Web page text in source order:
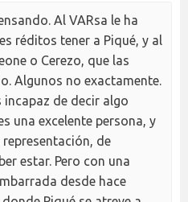
Al VARsa le ha
réditos tener a Piqué, y al
o Cerezo, que las
Algunos no exactamente.
incapaz de decir algo
una excelente persona, y
de
estar. Pero con una
desde hace